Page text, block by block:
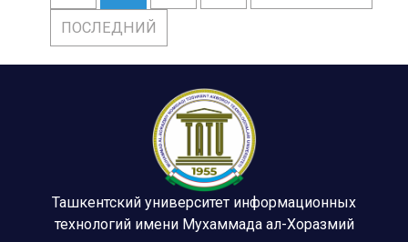
ПОСЛЕДНИЙ
Ташкентский университет информационных
технологий имени Мухаммада ал-Хоразмий